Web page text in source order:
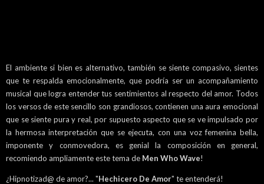
El ambiente si bien es alternativo, también se siente compasivo, sientes
que te respalda emocionalmente, que podría ser un acompañamiento
musical que logra entender tus sentimientos al respecto del amor. Todos
los versos de este sencillo son grandiosos, contienen una aura emocional
que se siente pura y real, por supuesto aspecto que se ve impulsado por
la hermosa interpretación que se ejecuta, con una voz femenina bella,
imponente y conmovedora, es genial la composición en general,
recomiendo ampliamente este tema de Men Who Wave!
¿Hipnotizad@ de amor?... "Hechicero De Amor" te entenderá!